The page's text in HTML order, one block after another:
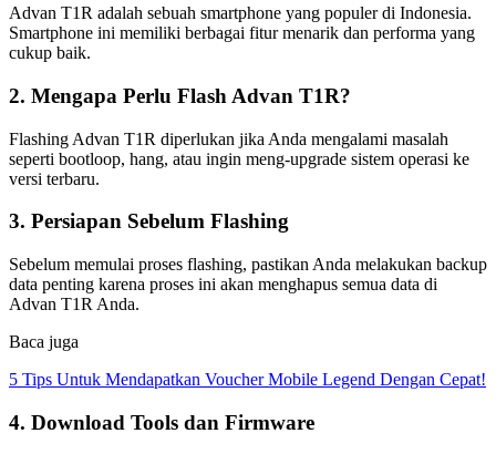
Advan T1R adalah sebuah smartphone yang populer di Indonesia.
Smartphone ini memiliki berbagai fitur menarik dan performa yang
cukup baik.
2. Mengapa Perlu Flash Advan T1R?
Flashing Advan T1R diperlukan jika Anda mengalami masalah
seperti bootloop, hang, atau ingin meng-upgrade sistem operasi ke
versi terbaru.
3. Persiapan Sebelum Flashing
Sebelum memulai proses flashing, pastikan Anda melakukan backup
data penting karena proses ini akan menghapus semua data di
Advan T1R Anda.
Baca juga
5 Tips Untuk Mendapatkan Voucher Mobile Legend Dengan Cepat!
4. Download Tools dan Firmware